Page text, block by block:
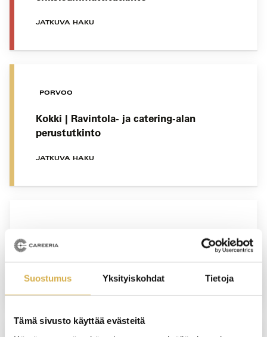
Suostumus Yksityiskohdat Tietoja
Tämä sivusto käyttää evästeitä
JATKUVA HAKU
PORVOO
Kokki | Ravintola- ja catering-alan
perustutkinto
JATKUVA HAKU
Aula- ja monipalvelut | Liiketoiminnan
JATKUVA HAKU